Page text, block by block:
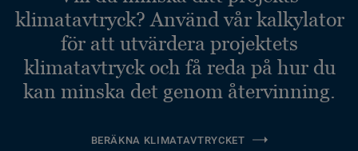
klimatavtryck? Använd vår kalkylator
för att utvärdera projektets
klimatavtryck och få reda på hur du
kan minska det genom återvinning.
BERÄKNA KLIMATAVTRYCKET